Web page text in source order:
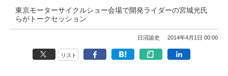
東京モーターサイクルショー会場で開発ライダーの宮城光氏
らがトークセッション
日沼諭史 2014年4月1日 00:00
リスト